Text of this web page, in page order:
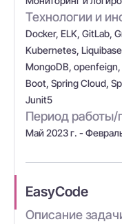
Технологии и
Docker, ELK, GitLab,
Kubernetes,
MongoDB,
Boot, Spring Cloud,
Junit5
Период работы/
Май 2023 г. -
EasyCode
Описание